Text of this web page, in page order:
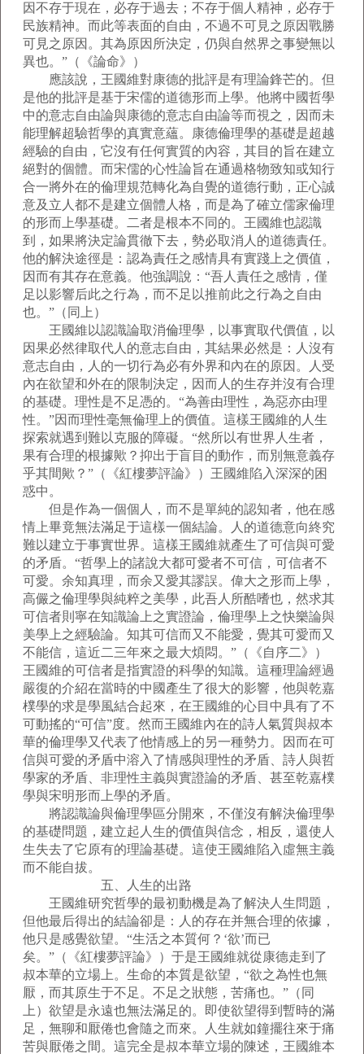
因不存于現在，必存于過去；不存于個人精神，必存于
民族精神。而此等表面的自由，不過不可見之原因戰勝
可見之原因。其為原因所決定，仍與自然界之事變無以
異也。”（《論命》）
應該說，王國維對康德的批評是有理論鋒芒的。但
是他的批評是基于宋儒的道德形而上學。他將中國哲學
中的意志自由論與康德的意志自由論等而視之，因而未
能理解超驗哲學的真實意蘊。康德倫理學的基礎是超越
經驗的自由，它沒有任何實質的內容，其目的旨在建立
絕對的個體。而宋儒的心性論旨在通過格物致知或知行
合一將外在的倫理規范轉化為自覺的道德行動，正心誠
意及立人都不是建立個體人格，而是為了確立儒家倫理
的形而上學基礎。二者是根本不同的。王國維也認識
到，如果將決定論貫徹下去，勢必取消人的道德責任。
他的解決途徑是：認為責任之感情具有實踐上之價值，
因而有其存在意義。他強調說：“吾人責任之感情，僅
足以影響后此之行為，而不足以推前此之行為之自由
也。”（同上）
王國維以認識論取消倫理學，以事實取代價值，以
因果必然律取代人的意志自由，其結果必然是：人沒有
意志自由，人的一切行為必有外界和內在的原因。人受
內在欲望和外在的限制決定，因而人的生存并沒有合理
的基礎。理性是不足憑的。“為善由理性，為惡亦由理
性。”因而理性毫無倫理上的價值。這樣王國維的人生
探索就遇到難以克服的障礙。“然所以有世界人生者，
果有合理的根據歟？抑出于盲目的動作，而別無意義存
乎其間歟？”（《紅樓夢評論》）王國維陷入深深的困
惑中。
但是作為一個個人，而不是單純的認知者，他在感
情上畢竟無法滿足于這樣一個結論。人的道德意向終究
難以建立于事實世界。這樣王國維就產生了可信與可愛
的矛盾。“哲學上的諸說大都可愛者不可信，可信者不
可愛。余知真理，而余又愛其謬誤。偉大之形而上學，
高儼之倫理學與純粹之美學，此吾人所酷嗜也，然求其
可信者則寧在知識論上之實證論，倫理學上之快樂論與
美學上之經驗論。知其可信而又不能愛，覺其可愛而又
不能信，這近二三年來之最大煩悶。”（《自序二》）
王國維的可信者是指實證的科學的知識。這種理論經過
嚴復的介紹在當時的中國產生了很大的影響，他與乾嘉
樸學的求是學風結合起來，在王國維的心目中具有了不
可動搖的“可信”度。然而王國維內在的詩人氣質與叔本
華的倫理學又代表了他情感上的另一種勢力。因而在可
信與可愛的矛盾中溶入了情感與理性的矛盾、詩人與哲
學家的矛盾、非理性主義與實證論的矛盾、甚至乾嘉樸
學與宋明形而上學的矛盾。
將認識論與倫理學區分開來，不僅沒有解決倫理學
的基礎問題，建立起人生的價值與信念，相反，還使人
生失去了它原有的理論基礎。這使王國維陷入虛無主義
而不能自拔。
五、人生的出路
王國維研究哲學的最初動機是為了解決人生問題，
但他最后得出的結論卻是：人的存在并無合理的依據，
他只是感覺欲望。“生活之本質何？‘欲’而已
矣。”（《紅樓夢評論》）于是王國維就從康德走到了
叔本華的立場上。生命的本質是欲望，“欲之為性也無
厭，而其原生于不足。不足之狀態，苦痛也。”（同
上）欲望是永遠也無法滿足的。即使欲望得到暫時的滿
足，無聊和厭倦也會隨之而來。人生就如鐘擺往來于痛
苦與厭倦之間。這完全是叔本華立場的陳述，王國維本